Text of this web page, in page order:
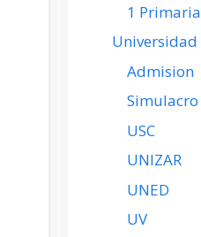
1 Primaria
Universidad
Admision
Simulacro
USC
UNIZAR
UNED
UV